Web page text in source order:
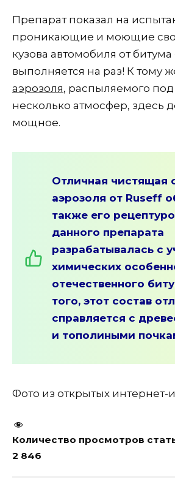
Препарат показал на
проникающие и моющие
кузова автомобиля от
выполняется на раз! К тому
аэрозоля, распыляемого
несколько атмосфер, здесь
мощное.
Отличная чистящая
аэрозоля от Ruseff
также его
данного препарата
разрабатывалась с
химических
отечественного
того, этот состав
справляется с
и тополиными
Фото из открытых интернет-
Количество просмотров
2 846